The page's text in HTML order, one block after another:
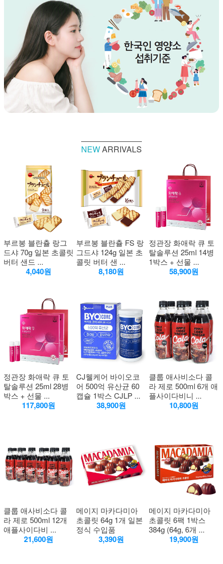
NEWARRIVALS
부르봉 블란츌 랑그
드샤 70g 일본 초콜릿
버터 샌드 ...
4,040원
부르봉 블란츌 FS 랑
그드샤 124g 일본 초
콜릿 버터 샌 ...
8,180원
정관장 화애락 큐 토
탈솔루션 25ml 14병
1박스 + 선물 ...
58,900원
정관장 화애락 큐 토
탈솔루션 25ml 28병
박스 + 선물 ...
117,800원
CJ웰케어 바이오코
어 500억 유산균 60
캡슐 1박스 CJLP ...
38,900원
클룹 애사비소다 콜
라 제로 500ml 6개 애
플사이다비니 ...
10,800원
클룹 애사비소다 콜
라 제로 500ml 12개
애플사이다비 ...
21,600원
메이지 마카다미아
초콜릿 64g 1개 일본
정식 수입품
3,390원
메이지 마카다미아
초콜릿 6팩 1박스
384g (64g, 6개 ...
19,900원